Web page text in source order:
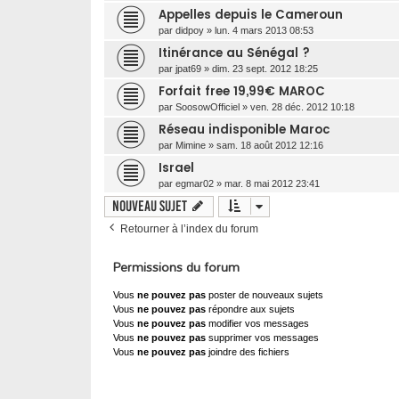
Appelles depuis le Cameroun
par didpoy » lun. 4 mars 2013 08:53
Itinérance au Sénégal ?
par jpat69 » dim. 23 sept. 2012 18:25
Forfait free 19,99€ MAROC
par SoosowOfficiel » ven. 28 déc. 2012 10:18
Réseau indisponible Maroc
par Mimine » sam. 18 août 2012 12:16
Israel
par egmar02 » mar. 8 mai 2012 23:41
Nouveau sujet
Retourner à l’index du forum
Permissions du forum
Vous ne pouvez pas poster de nouveaux sujets
Vous ne pouvez pas répondre aux sujets
Vous ne pouvez pas modifier vos messages
Vous ne pouvez pas supprimer vos messages
Vous ne pouvez pas joindre des fichiers